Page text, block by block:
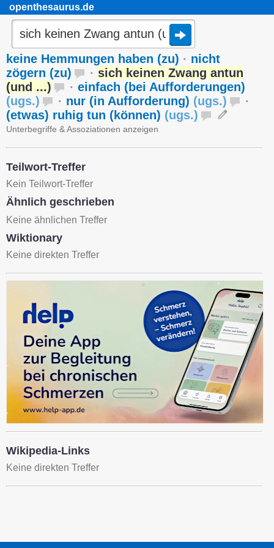
openthesaurus.de
keine Hemmungen haben (zu) · nicht
zögern (zu)
· sich keinen Zwang antun
(und ...)
· einfach (bei Aufforderungen)
(ugs.) · nur (in Aufforderung) (ugs.)
·
(etwas) ruhig tun (können) (ugs.)
Unterbegriffe & Assoziationen anzeigen
Teilwort-Treffer
Kein Teilwort-Treffer
Ähnlich geschrieben
Keine ähnlichen Treffer
Wiktionary
Keine direkten Treffer
Wikipedia-Links
Keine direkten Treffer